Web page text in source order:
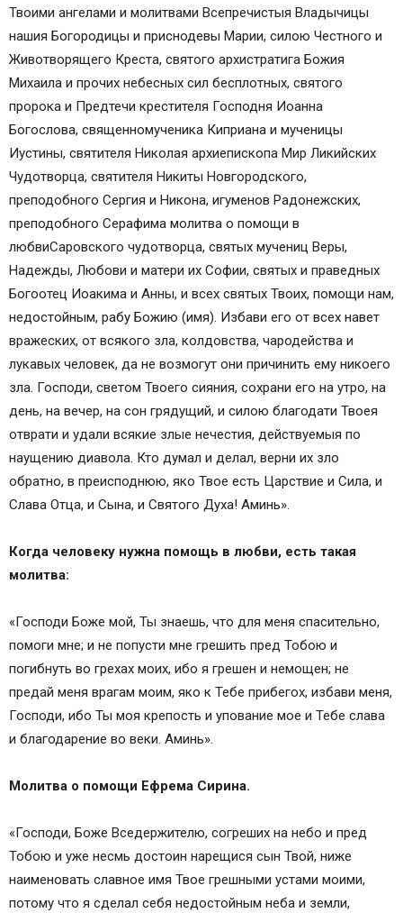
Твоими ангелами и молитвами Всепречистыя Владычицы
нашия Богородицы и приснодевы Марии, силою Честного и
Животворящего Креста, святого архистратига Божия
Михаила и прочих небесных сил бесплотных, святого
пророка и Предтечи крестителя Господня Иоанна
Богослова, священномученика Киприана и мученицы
Иустины, святителя Николая архиепископа Мир Ликийских
Чудотворца, святителя Никиты Новгородского,
преподобного Сергия и Никона, игуменов Радонежских,
преподобного Серафима молитва о помощи в
любвиСаровского чудотворца, святых мучениц Веры,
Надежды, Любови и матери их Софии, святых и праведных
Богоотец Иоакима и Анны, и всех святых Твоих, помощи нам,
недостойным, рабу Божию (имя). Избави его от всех навет
вражеских, от всякого зла, колдовства, чародейства и
лукавых человек, да не возмогут они причинить ему никоего
зла. Господи, светом Твоего сияния, сохрани его на утро, на
день, на вечер, на сон грядущий, и силою благодати Твоея
отврати и удали всякие злые нечестия, действуемыя по
наущению диавола. Кто думал и делал, верни их зло
обратно, в преисподнюю, яко Твое есть Царствие и Сила, и
Слава Отца, и Сына, и Святого Духа! Аминь».
Когда человеку нужна помощь в любви, есть такая
молитва:
«Господи Боже мой, Ты знаешь, что для меня спасительно,
помоги мне; и не попусти мне грешить пред Тобою и
погибнуть во грехах моих, ибо я грешен и немощен; не
предай меня врагам моим, яко к Тебе прибегох, избави меня,
Господи, ибо Ты моя крепость и упование мое и Тебе слава
и благодарение во веки. Аминь».
Молитва о помощи Ефрема Сирина.
«Господи, Боже Вседержителю, согреших на небо и пред
Тобою и уже несмь достоин нарещися сын Твой, ниже
наименовать славное имя Твое грешными устами моими,
потому что я сделал себя недостойным неба и земли,